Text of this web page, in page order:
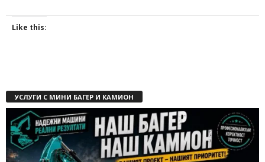
Like this:
УСЛУГИ С МИНИ БАГЕР И КАМИОН